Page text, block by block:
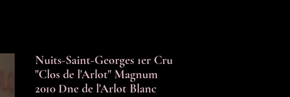
Nuits-Saint-Georges 1er Cru
"Clos de l'Arlot" Magnum
2010 Dne de l'Arlot Blanc